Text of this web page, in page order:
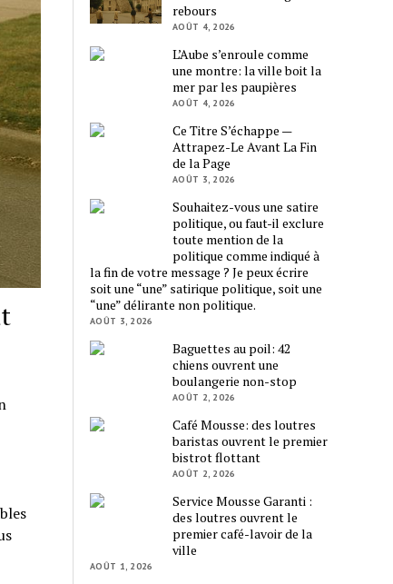
rebours
AOÛT 4, 2026
L’Aube s’enroule comme
une montre: la ville boit la
mer par les paupières
AOÛT 4, 2026
Ce Titre S’échappe —
Attrapez-Le Avant La Fin
de la Page
AOÛT 3, 2026
Souhaitez-vous une satire
politique, ou faut-il exclure
toute mention de la
politique comme indiqué à
la fin de votre message ? Je peux écrire
soit une “une” satirique politique, soit une
“une” délirante non politique.
AOÛT 3, 2026
Baguettes au poil: 42
chiens ouvrent une
boulangerie non-stop
AOÛT 2, 2026
Café Mousse: des loutres
baristas ouvrent le premier
bistrot flottant
AOÛT 2, 2026
Service Mousse Garanti :
des loutres ouvrent le
premier café-lavoir de la
ville
AOÛT 1, 2026